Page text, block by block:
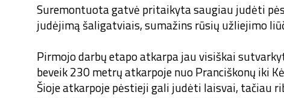
Suremontuota gatvė pritaikyta saugiau judėti
judėjimą šaligatviais, sumažins rūsių užliejimo
Pirmojo darbų etapo atkarpa jau visiškai
beveik 230 metrų atkarpoje nuo Pranciškonų iki
Šioje atkarpoje pėstieji gali judėti laisvai, tačiau